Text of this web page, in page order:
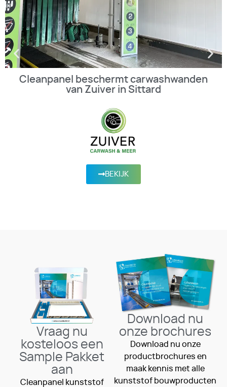
Cleanpanel beschermt carwashwanden
van Zuiver in Sittard
BEKIJK
Vraag nu
kosteloos een
Sample Pakket
aan
Cleanpanel kunststof
Download nu
onze brochures
Download nu onze
productbrochures en
maak kennis met alle
kunststof bouwproducten